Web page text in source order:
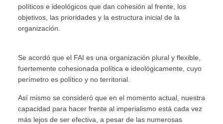
políticos e ideológicos que dan cohesión al frente, los
objetivos, las prioridades y la estructura inicial de la
organización.
Se acordó que el FAI es una organización plural y flexible,
fuertemente cohesionada política e ideológicamente, cuyo
perímetro es político y no territorial.
Así mismo se consideró que en el momento actual, nuestra
capacidad para hacer frente al imperialismo está cada vez
más lejos de ser efectiva, a pesar de las numerosas